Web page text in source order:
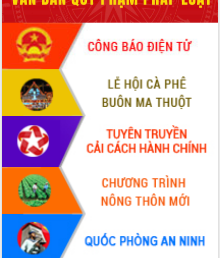
món ăn từ sầu riêng
Đắk Lắk công bố Quy hoạch và xúc
tiến đầu tư tỉnh
Ngành cá ngừ Đắk Lắk chủ động thích
ứng để giữ vững thị trường xuất khẩu
Diễn đàn Kinh tế tư nhân Việt Nam đột
phá cơ chế - Hợp tác công tư
Đề án 06 tạo bước ngoặt đột phá trong
cải cách hành chính tỉnh Đắk Lắk
Kết nối tour, đẩy mạnh chuyển đổi số
để phát triển du lịch Đắk Lắk
Khởi động Dự án Đầu tư xây dựng hạ
tầng kỹ thuật Cụm công nghiệp Tân
Tiến
Gặp mặt các cơ quan báo chí nhân Kỷ
niệm 101 năm Ngày Báo chí Cách
mạng Việt Nam
Đắk Lắk sơ kết 4 năm triển khai thực
hiện Đề án 06 của Chính phủ
Họp báo thông tin về Hội nghị Công bố
Quy hoạch và Xúc tiến đầu tư tỉnh Đắk
Lắk
Khơi thông điểm nghẽn, đẩy nhanh
giải ngân vốn khắc phục thiên tai